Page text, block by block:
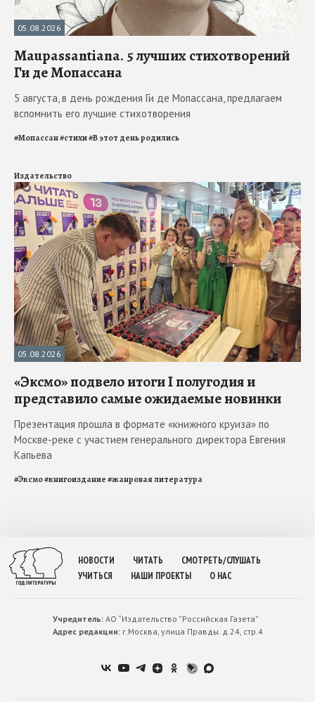
05.08.2026
Maupassantiana. 5 лучших стихотворений
Ги де Мопассана
5 августа, в день рождения Ги де Мопассана, предлагаем
вспомнить его лучшие стихотворения
#Мопассан#стихи#В этот день родились
Издательство
05.08.2026
«Эксмо» подвело итоги I полугодия и
представило самые ожидаемые новинки
Презентация прошла в формате «книжного круиза» по
Москве-реке с участием генерального директора Евгения
Капьева
#Эксмо#книгоиздание#жанровая литература
НОВОСТИ ЧИТАТЬ
СМОТРЕТЬ/СЛУШАТЬ
УЧИТЬСЯ
НАШИ ПРОЕКТЫ О НАС
Учредитель:АО “Издательство ”Российская Газета”
Адрес редакции:г.Москва, улица Правды. д.24, стр.4